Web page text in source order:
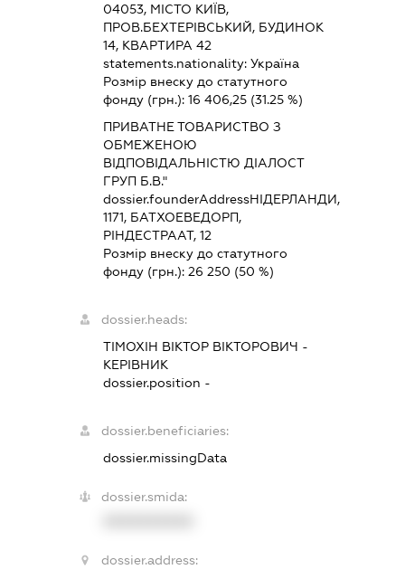
04053, МІСТО КИЇВ,
ПРОВ.БЕХТЕРІВСЬКИЙ, БУДИНОК
14, КВАРТИРА 42
statements.nationality:Україна
Розмір внеску до статутного
фонду (грн.):16 406,25 (31.25 %)
ПРИВАТНЕ ТОВАРИСТВО З
ОБМЕЖЕНОЮ
ВІДПОВІДАЛЬНІСТЮ ДІАЛОСТ
ГРУП Б.В."
dossier.founderAddressНІДЕРЛАНДИ,
1171, БАТХОЕВЕДОРП,
РІНДЕСТРААТ, 12
Розмір внеску до статутного
фонду (грн.):26 250 (50 %)
dossier.heads:
ТІМОХІН ВІКТОР ВІКТОРОВИЧ -
КЕРІВНИК
dossier.position -
dossier.beneficiaries:
dossier.missingData
dossier.smida:
dossier.address: